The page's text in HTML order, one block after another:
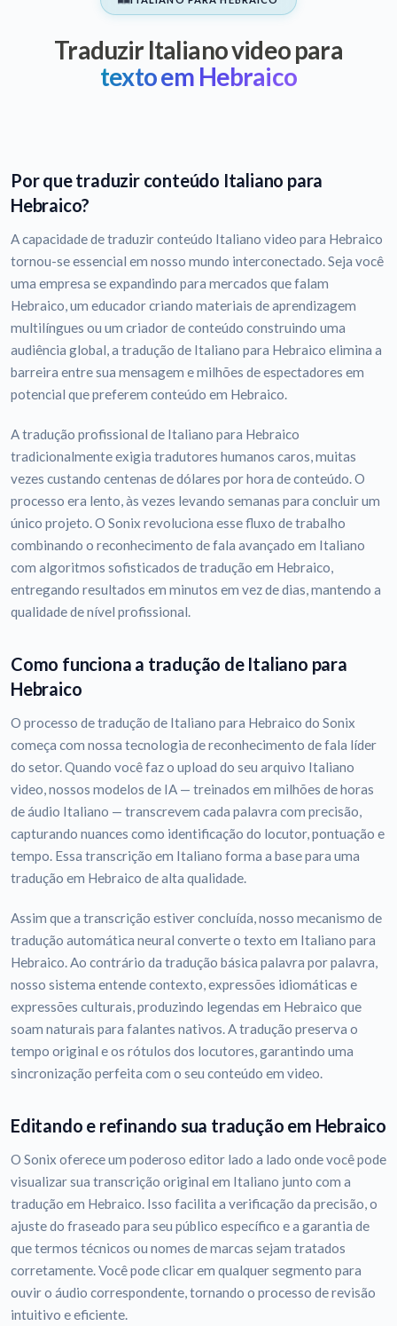
Traduzir Italiano video para
texto em Hebraico
Por que traduzir conteúdo Italiano para
Hebraico?
A capacidade de traduzir conteúdo Italiano video para Hebraico
tornou-se essencial em nosso mundo interconectado. Seja você
uma empresa se expandindo para mercados que falam
Hebraico, um educador criando materiais de aprendizagem
multilíngues ou um criador de conteúdo construindo uma
audiência global, a tradução de Italiano para Hebraico elimina a
barreira entre sua mensagem e milhões de espectadores em
potencial que preferem conteúdo em Hebraico.
A tradução profissional de Italiano para Hebraico
tradicionalmente exigia tradutores humanos caros, muitas
vezes custando centenas de dólares por hora de conteúdo. O
processo era lento, às vezes levando semanas para concluir um
único projeto. O Sonix revoluciona esse fluxo de trabalho
combinando o reconhecimento de fala avançado em Italiano
com algoritmos sofisticados de tradução em Hebraico,
entregando resultados em minutos em vez de dias, mantendo a
qualidade de nível profissional.
Como funciona a tradução de Italiano para
Hebraico
O processo de tradução de Italiano para Hebraico do Sonix
começa com nossa tecnologia de reconhecimento de fala líder
do setor. Quando você faz o upload do seu arquivo Italiano
video, nossos modelos de IA — treinados em milhões de horas
de áudio Italiano — transcrevem cada palavra com precisão,
capturando nuances como identificação do locutor, pontuação e
tempo. Essa transcrição em Italiano forma a base para uma
tradução em Hebraico de alta qualidade.
Assim que a transcrição estiver concluída, nosso mecanismo de
tradução automática neural converte o texto em Italiano para
Hebraico. Ao contrário da tradução básica palavra por palavra,
nosso sistema entende contexto, expressões idiomáticas e
expressões culturais, produzindo legendas em Hebraico que
soam naturais para falantes nativos. A tradução preserva o
tempo original e os rótulos dos locutores, garantindo uma
sincronização perfeita com o seu conteúdo em video.
Editando e refinando sua tradução em Hebraico
O Sonix oferece um poderoso editor lado a lado onde você pode
visualizar sua transcrição original em Italiano junto com a
tradução em Hebraico. Isso facilita a verificação da precisão, o
ajuste do fraseado para seu público específico e a garantia de
que termos técnicos ou nomes de marcas sejam tratados
corretamente. Você pode clicar em qualquer segmento para
ouvir o áudio correspondente, tornando o processo de revisão
intuitivo e eficiente.